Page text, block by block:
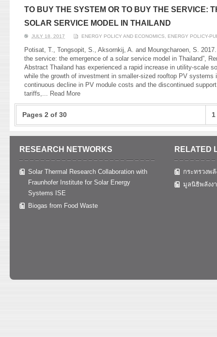
TO BUY THE SYSTEM OR TO BUY THE SERVICE:
SOLAR SERVICE MODEL IN THAILAND
JULY 18, 2017 ENERGY POLICY AND ECONOMICS ENERGY POLICY-
Potisat, T., Tongsopit, S., Aksornkij, A. and Moungcharoen, S.
the service: the emergence of a solar service model in Thailand”,
Abstract Thailand has experienced a rapid increase in utility-scale
while the growth of investment in smaller-sized rooftop PV systems
continuous decline in PV module costs and the discontinued
tariffs,...
Read More
Pages 2 of 30 1
RESEARCH NETWORKS
Solar Thermal Research Collaboration with
Fraunhofer Institute for Solar Energy
Systems ISE
Biogas from Food Waste
RELATED
กระทรวงพลั
มูลนิธิพลังง